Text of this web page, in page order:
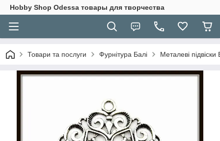
Hobbу Shop Odessa товары для творчества
Товари та послуги Фурнітура Балі Металеві підвіски